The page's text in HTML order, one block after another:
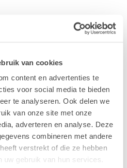
van cookies
content en advertenties te
voor social media te bieden
te analyseren. Ook delen we
van onze site met onze
adverteren en analyse. Deze
combineren met andere
verstrekt of die ze hebben
gebruik van hun services.
iPad